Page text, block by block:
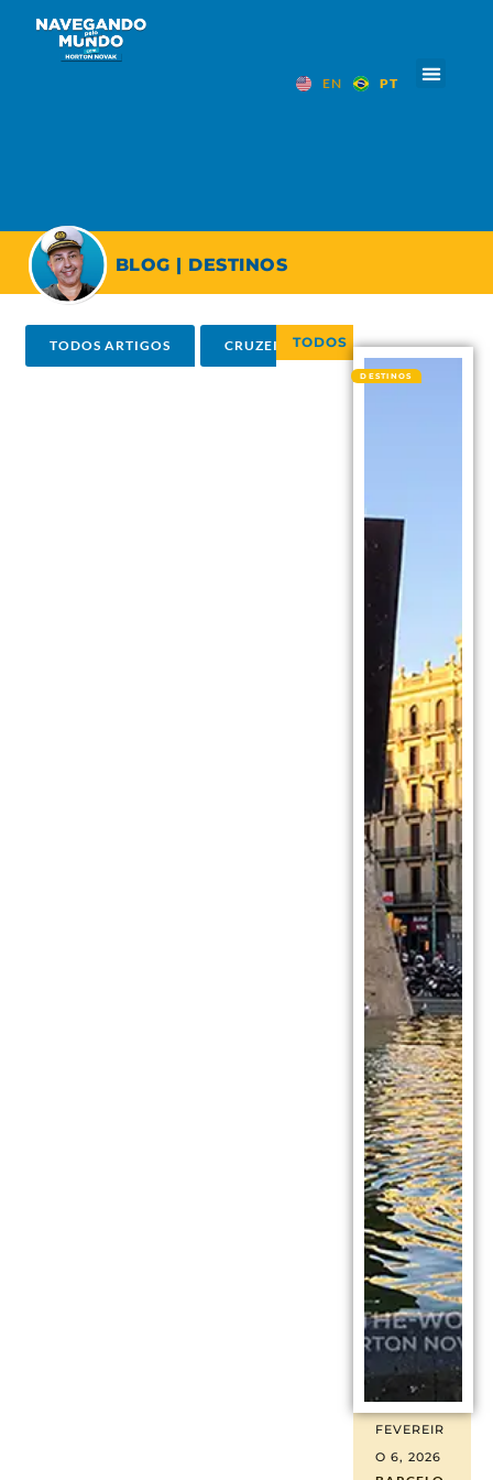
EN PT
BLOG | DESTINOS
TODOS ARTIGOS CRUZEIROS DESTINOS
ESPANHA
TODOS
DESTINOS
FEVEREIR
O 6, 2026